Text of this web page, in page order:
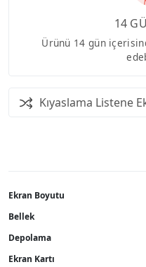
14
Ürünü 14 gün
Kıyaslama Listene
Ekran Boyutu
Bellek
Depolama
Ekran Kartı